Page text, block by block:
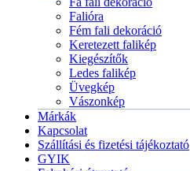
Falióra
Fém fali dekoráció
Keretezett falikép
Kiegészítők
Ledes falikép
Üvegkép
Vászonkép
Márkák
Kapcsolat
Szállítási és fizetési tájékoztató
GYIK